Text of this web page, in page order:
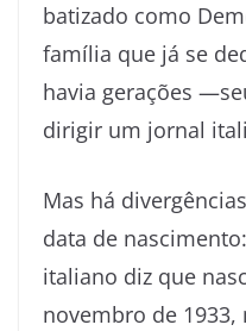
batizado como
família que já se
havia gerações
dirigir um jornal
Mas há
data de
italiano diz que
novembro de 1933,